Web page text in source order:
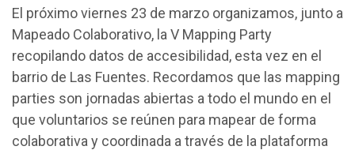
El próximo viernes 23 de marzo organizamos, junto a
Mapeado Colaborativo, la V Mapping Party
recopilando datos de accesibilidad, esta vez en el
barrio de Las Fuentes. Recordamos que las mapping
parties son jornadas abiertas a todo el mundo en el
que voluntarios se reúnen para mapear de forma
colaborativa y coordinada a través de la plataforma